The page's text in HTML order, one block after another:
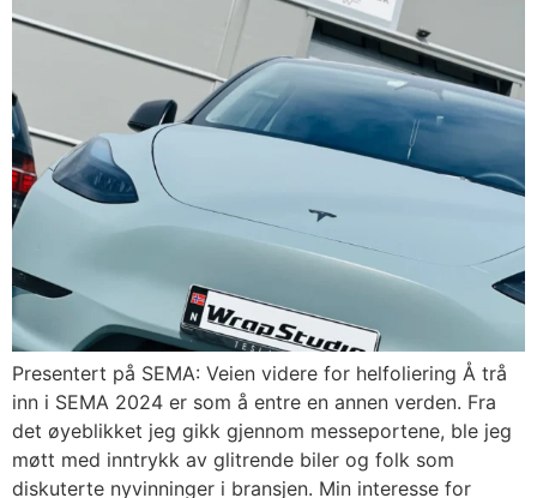
Presentert på SEMA: Veien videre for helfoliering Å trå
inn i SEMA 2024 er som å entre en annen verden. Fra
det øyeblikket jeg gikk gjennom messeportene, ble jeg
møtt med inntrykk av glitrende biler og folk som
diskuterte nyvinninger i bransjen. Min interesse for